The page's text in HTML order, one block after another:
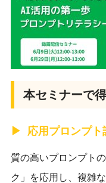
本セミナーで
応用プロンプ
質の高いプロンプト
ク」を応用し、複雑